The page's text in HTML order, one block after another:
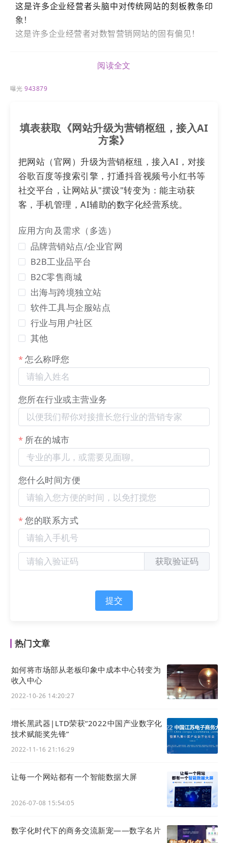
这是许多企业经营者头脑中对传统网站的刻板教条印
象！
这是许多企业经营者对数智营销网站的固有偏见！
仔细对照一下你公司的网站是不是有这些情况？
●网站放在那里成摆设，信息还是三年前的，想起来
●网站缺少专人维护，打开速度慢、风险漏洞多……
●网站内容陈旧、内容不痛不痒，缺少专业策划……
●网站版面不合理，核心内容不聚焦，内容无力，没
有营销力和转化力
●网站域名过期，打不开，一窝蜂地做抖音、做视频
号、做矩阵、搞数字人、搞无人直播……
3 不一样的官网 不一样的效果
我们所说的官网并不是传统意义的官网！！
我们所说的官网是基于杭州电子商务研究院首创的
LTD理论（从引导到成交），是指以具备数字化经营
能力的私域网站
网）为基础平台，进行市场营销活动的数字化营销模
式。
我们的官网是：把数字化官网作为自己对外营销的主
阵地和营销物料中台，对外进行内容营销，通过自媒
体、广告平台、SEM、EDM等讲生意表达或产品服务
的价值创造内容进行分发，构建基于全网全域的客户
找上门，实现从引导到成交的营销、获客、转化体
系，所有经营数据回流到自身数字化官网。
入站营销 的五个关键节点是：生意表达好（内容梳
理，数字化销售工具）、业务进系统（业务场景化，
在线交互，沉淀数据）、客户找上门（全网分发，链
化）、服务在线化（服务, 售后在线，服务工单
4 哪些人一定要来参加？
●自己有工厂、企业，业务深耕多年，有一定规模，
但在销售线索获取、市场开拓、业绩增长方面面临巨
●营销活动没有方向，不成体系。哪个平台热去哪
里，公众号、视频号、抖音、矩阵、数字人、无人直
意，大多成了别人的韭菜！……
花钱投广告，投入和产出严重不成比例，获客成本
阅读全文
曝光943879
填表获取《网站升级为营销枢纽，接入AI
方案》
把网站（官网）升级为营销枢纽，接入AI，对接
谷歌百度等搜索引擎，打通抖音视频号小红书等
社交平台，让网站从"摆设"转变为：能主动获
客，手机管理，AI辅助的数字化经营系统。
应用方向及需求（多选）
品牌营销站点/企业官网
B2B工业品平台
B2C零售商城
出海与跨境独立站
软件工具与企服站点
行业与用户社区
其他
怎么称呼您
您所在行业或主营业务
所在的城市
您什么时间方便
您的联系方式
获取验证码
提交
热门文章
如何将市场部从老板印象中成本中心转变为
收入中心
2022-10-26 14:20:27
增长黑武器|LTD荣获“2022中国产业数字化
技术赋能奖先锋”
2022-11-16 21:16:29
让每一个网站都有一个智能数据大屏
2026-07-08 15:54:05
数字化时代下的商务交流新宠——数字名片